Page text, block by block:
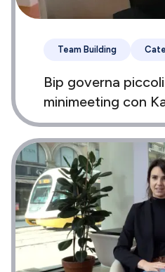
Team Building
Bip governa
minimeeting con